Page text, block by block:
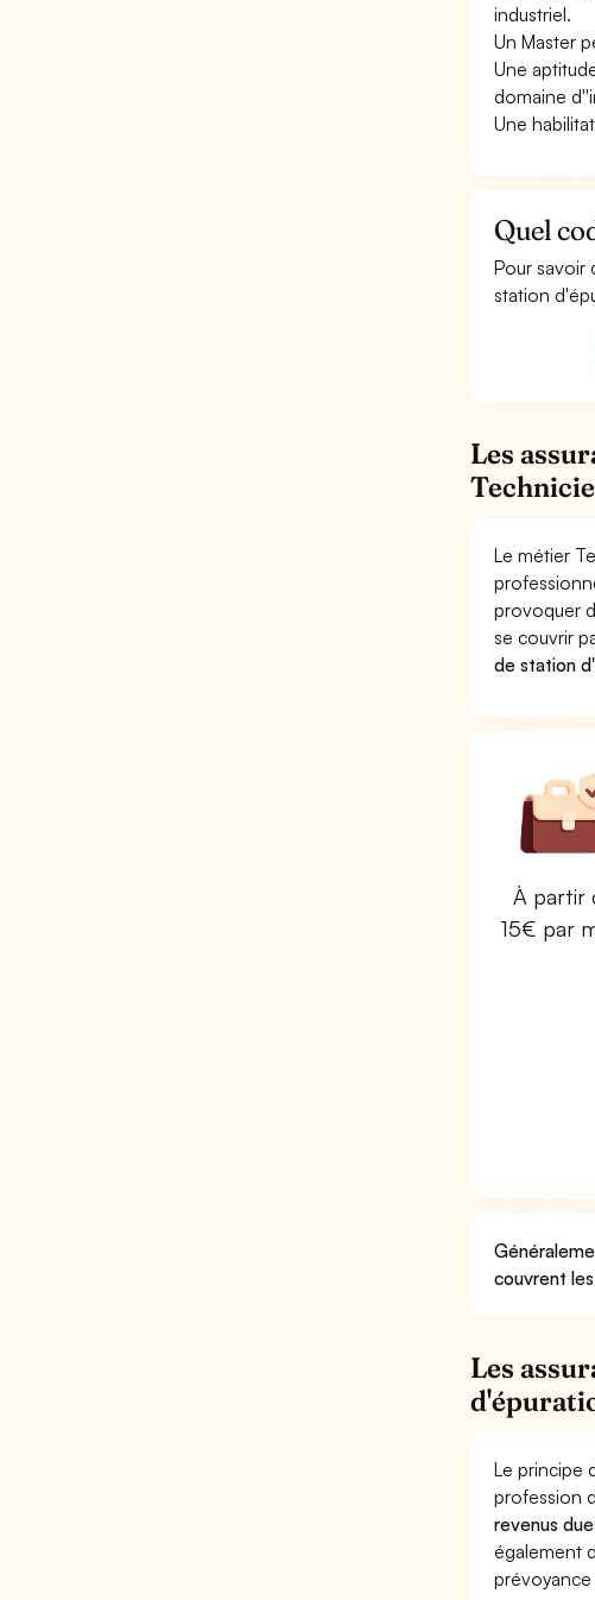
industriel.
Un Master
Une
domaine
Une
Quel
Pour savoir
station
Les
Le métier
provoquer
se couvrir
de station
À partir
15€ par
couvrent
Les
Le principe
profession
revenus
également